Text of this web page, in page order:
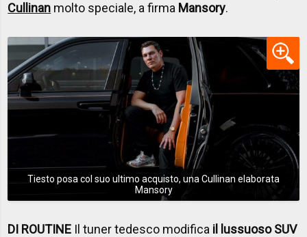
Cullinan molto speciale, a firma Mansory.
Tiesto posa col suo ultimo acquisto, una Cullinan elaborata
Mansory
DI ROUTINE Il tuner tedesco modifica il lussuoso SUV